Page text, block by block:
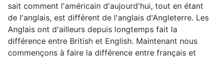
sait comment l'américain d'aujourd'hui, tout en étant
de l'anglais, est différent de l'anglais d'Angleterre. Les
Anglais ont d'ailleurs depuis longtemps fait la
différence entre British et English. Maintenant nous
commençons à faire la différence entre français et